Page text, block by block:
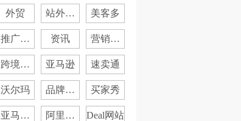
商
放
外贸
站外入
门
美客多
推广干
货
资讯
营销日
历
跨境资
讯
亚马逊 速卖通
沃尔玛
品牌营
销
买家秀
亚马逊
阿里国
Deal网站